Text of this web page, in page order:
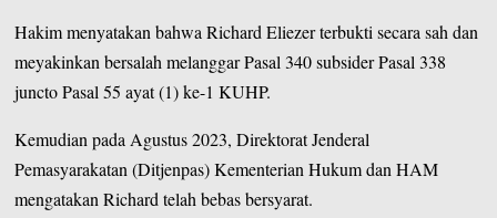
Hakim menyatakan bahwa Richard Eliezer terbukti secara sah dan
meyakinkan bersalah melanggar Pasal 340 subsider Pasal 338
juncto Pasal 55 ayat (1) ke-1 KUHP.
Kemudian pada Agustus 2023, Direktorat Jenderal
Pemasyarakatan (Ditjenpas) Kementerian Hukum dan HAM
mengatakan Richard telah bebas bersyarat.